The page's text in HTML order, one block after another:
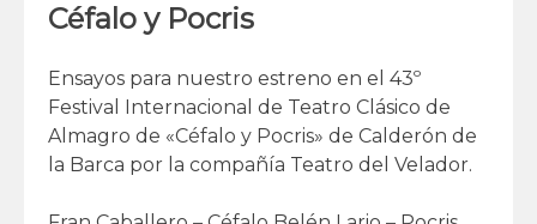
Céfalo y Pocris
Ensayos para nuestro estreno en el 43º
Festival Internacional de Teatro Clásico de
Almagro de «Céfalo y Pocris» de Calderón de
la Barca por la compañía Teatro del Velador.